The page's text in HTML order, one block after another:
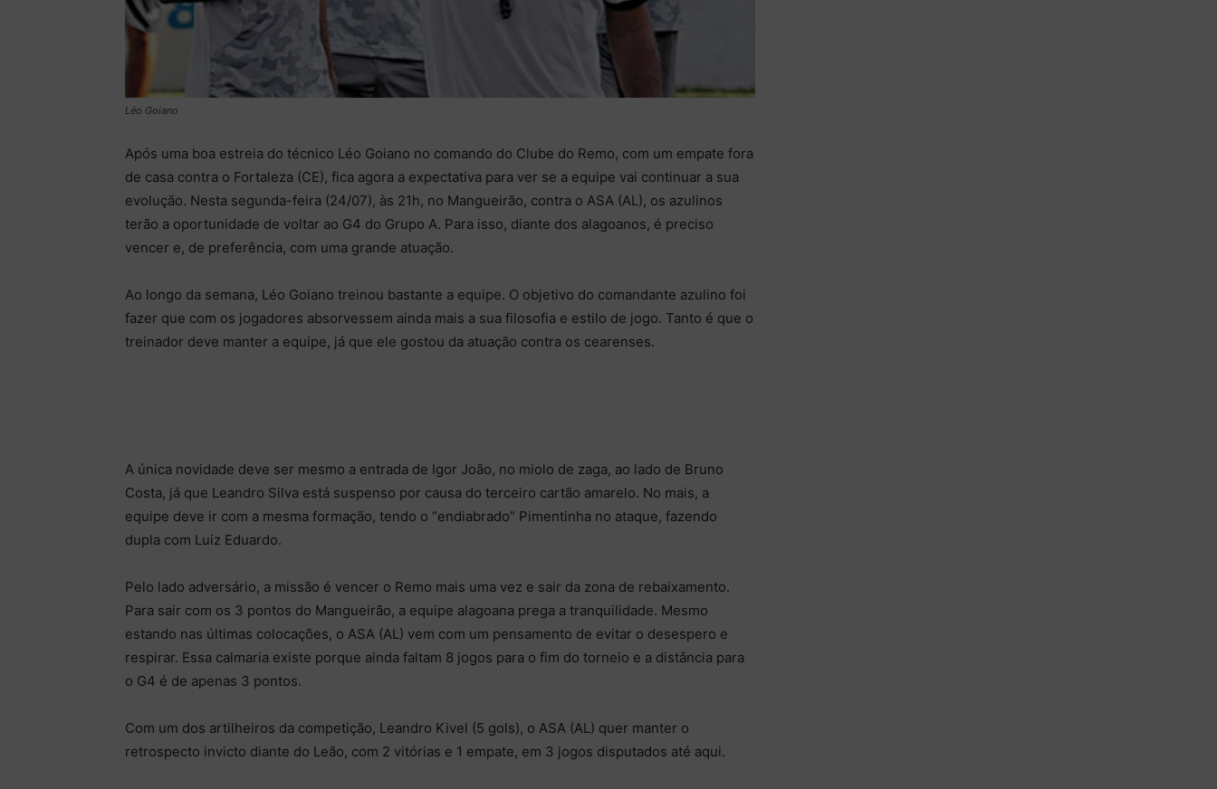
Léo Goiano
Após uma boa estreia do técnico Léo Goiano no comando do Clube do Remo, com um empate fora
de casa contra o Fortaleza (CE), fica agora a expectativa para ver se a equipe vai continuar a sua
evolução. Nesta segunda-feira (24/07), às 21h, no Mangueirão, contra o ASA (AL), os azulinos
terão a oportunidade de voltar ao G4 do Grupo A. Para isso, diante dos alagoanos, é preciso
vencer e, de preferência, com uma grande atuação.
Ao longo da semana, Léo Goiano treinou bastante a equipe. O objetivo do comandante azulino foi
fazer que com os jogadores absorvessem ainda mais a sua filosofia e estilo de jogo. Tanto é que o
treinador deve manter a equipe, já que ele gostou da atuação contra os cearenses.
A única novidade deve ser mesmo a entrada de Igor João, no miolo de zaga, ao lado de Bruno
Costa, já que Leandro Silva está suspenso por causa do terceiro cartão amarelo. No mais, a
equipe deve ir com a mesma formação, tendo o “endiabrado” Pimentinha no ataque, fazendo
dupla com Luiz Eduardo.
Pelo lado adversário, a missão é vencer o Remo mais uma vez e sair da zona de rebaixamento.
Para sair com os 3 pontos do Mangueirão, a equipe alagoana prega a tranquilidade. Mesmo
estando nas últimas colocações, o ASA (AL) vem com um pensamento de evitar o desespero e
respirar. Essa calmaria existe porque ainda faltam 8 jogos para o fim do torneio e a distância para
o G4 é de apenas 3 pontos.
Com um dos artilheiros da competição, Leandro Kivel (5 gols), o ASA (AL) quer manter o
retrospecto invicto diante do Leão, com 2 vitórias e 1 empate, em 3 jogos disputados até aqui.